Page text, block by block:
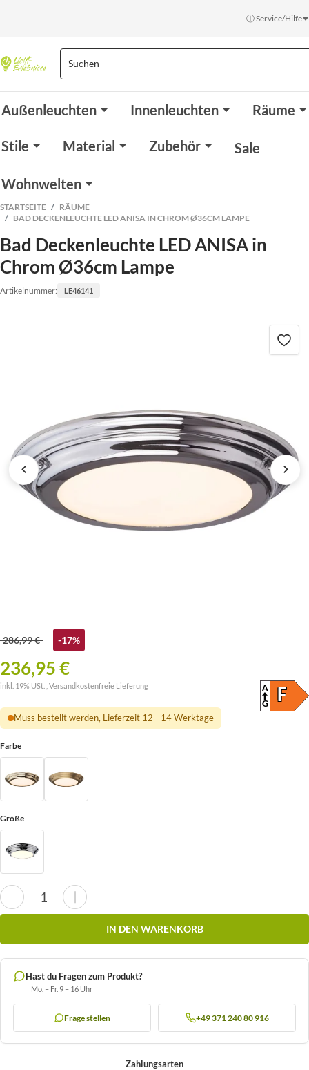
ⓘ Service/Hilfe
Außenleuchten Innenleuchten Räume
Stile Material Zubehör Sale
Wohnwelten
STARTSEITE
RÄUME
BAD DECKENLEUCHTE LED ANISA IN CHROM Ø36CM LAMPE
Bad Deckenleuchte LED ANISA in
Chrom Ø36cm Lampe
Artikelnummer: LE46141
286,99 € -17%
236,95 €
A
G
F
inkl. 19% USt. , Versandkostenfreie Lieferung
Muss bestellt werden, Lieferzeit 12 - 14 Werktage
Farbe
Größe
IN DEN WARENKORB
Hast du Fragen zum Produkt?
Mo. – Fr. 9 – 16 Uhr
Frage stellen +49 371 240 80 916
Zahlungsarten